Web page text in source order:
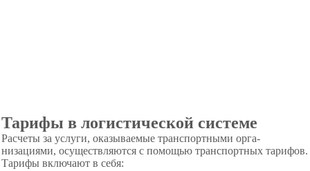
Тарифы в логистической системе
Расчеты за услуги, оказываемые транспортными орга­
низациями, осуществляются с помощью транспортных та­рифов.
Тарифы включают в себя: